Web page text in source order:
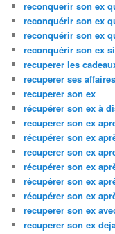
reconquerir son ex
reconquérir son ex
reconquérir son ex
reconquérir son ex
recuperer les
recuperer ses
recuperer son ex
récupérer son ex à
recuperer son ex
récupérer son ex
recuperer son ex
récupérer son ex
récupérer son ex
récupérer son ex
recuperer son ex
recuperer son ex